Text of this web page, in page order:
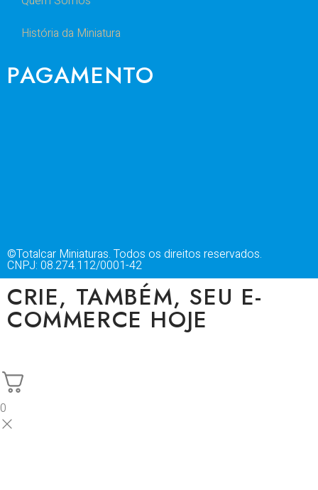
História da Miniatura
PAGAMENTO
©Totalcar Miniaturas. Todos os direitos reservados.
CNPJ: 08.274.112/0001-42
CRIE, TAMBÉM, SEU E-
COMMERCE HOJE
0